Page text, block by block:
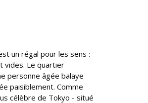
un régal pour les sens :
vides. Le quartier
personne âgée balaye
paisiblement. Comme
célèbre de Tokyo - situé